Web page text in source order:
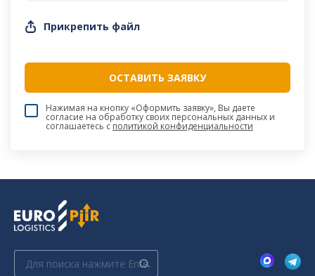
Прикрепить файл
Нажимая на кнопку «Оформить заявку», Вы даете
согласие на обработку своих персональных данных и
соглашаетесь cполитикой конфиденциальности
Поиск: